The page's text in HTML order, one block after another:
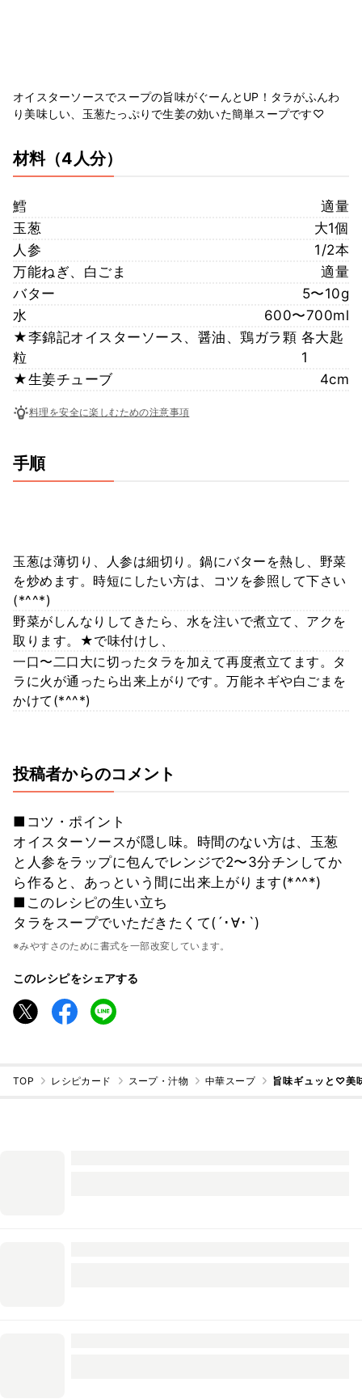
オイスターソースでスープの旨味がぐーんとUP！タラがふんわ
り美味しい、玉葱たっぷりで生姜の効いた簡単スープです♡
材料（4人分）
鱈
適量
玉葱
大1個
人参
1/2本
万能ねぎ、白ごま
適量
バター
5〜10g
水
600〜700ml
★李錦記オイスターソース、醤油、鶏ガラ顆
粒
各大匙
1
★生姜チューブ
4cm
料理を安全に楽しむための注意事項
手順
玉葱は薄切り、人参は細切り。鍋にバターを熱し、野菜
を炒めます。時短にしたい方は、コツを参照して下さい
(*^^*)
野菜がしんなりしてきたら、水を注いで煮立て、アクを
取ります。★で味付けし、
一口〜二口大に切ったタラを加えて再度煮立てます。タ
ラに火が通ったら出来上がりです。万能ネギや白ごまを
かけて(*^^*)
投稿者からのコメント
■コツ・ポイント
オイスターソースが隠し味。時間のない方は、玉葱
と人参をラップに包んでレンジで2〜3分チンしてか
ら作ると、あっという間に出来上がります(*^^*)
■このレシピの生い立ち
タラをスープでいただきたくて(´･∀･`)
※みやすさのために書式を一部改変しています。
このレシピをシェアする
TOP レシピカード スープ・汁物 中華スープ 旨味ギュッと♡美